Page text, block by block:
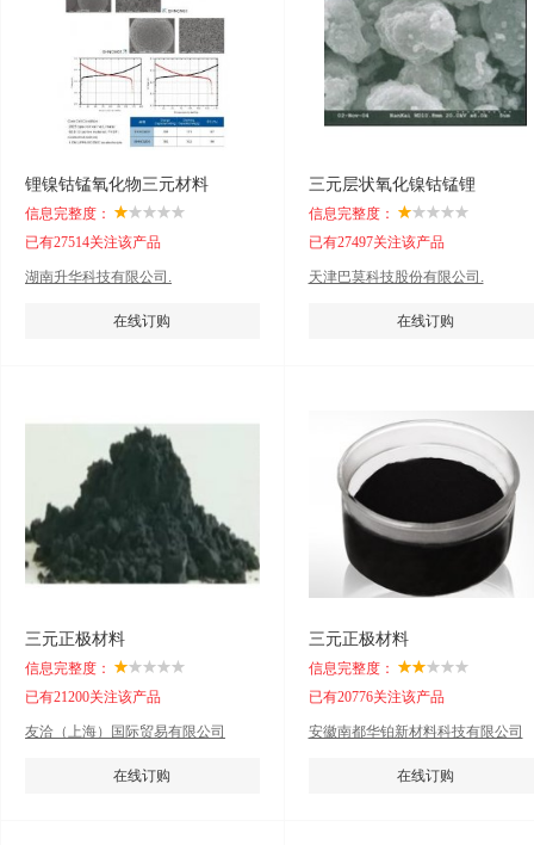
锂镍钴锰氧化物三元材料
信息完整度：
已有27514关注该产品
湖南升华科技有限公司.
在线订购
三元层状氧化镍钴锰锂
信息完整度：
已有27497关注该产品
天津巴莫科技股份有限公司.
在线订购
三元正极材料
信息完整度：
已有21200关注该产品
友洽（上海）国际贸易有限公司
在线订购
三元正极材料
信息完整度：
已有20776关注该产品
安徽南都华铂新材料科技有限公司
在线订购